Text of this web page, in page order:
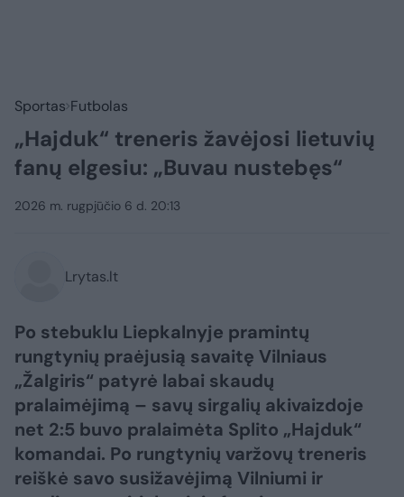
Sportas Futbolas
„Hajduk“ treneris žavėjosi lietuvių
fanų elgesiu: „Buvau nustebęs“
2026 m. rugpjūčio 6 d. 20:13
Lrytas.lt
Po stebuklu Liepkalnyje pramintų
rungtynių praėjusią savaitę Vilniaus
„Žalgiris“ patyrė labai skaudų
pralaimėjimą – savų sirgalių akivaizdoje
net 2:5 buvo pralaimėta Splito „Hajduk“
komandai. Po rungtynių varžovų treneris
reiškė savo susižavėjimą Vilniumi ir